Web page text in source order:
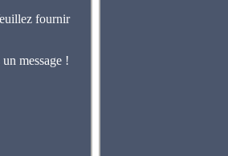
fournir
message !